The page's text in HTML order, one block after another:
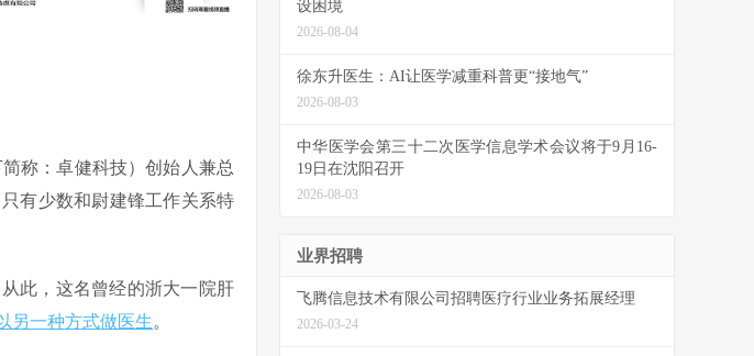
称：卓健科技）创始人兼总
有少数和尉建锋工作关系特
此，这名曾经的浙大一院肝
另一种方式做医生。
设困境
2026-08-04
徐东升医生：AI让医学减重科普更“接地气”
2026-08-03
中华医学会第三十二次医学信息学术会议将于9月16-
19日在沈阳召开
2026-08-03
业界招聘
飞腾信息技术有限公司招聘医疗行业业务拓展经理
2026-03-24